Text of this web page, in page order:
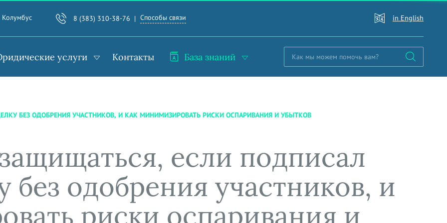
Колумбус 8 (383) 310-38-76 Способы связи in English
услуги Контакты База знаний
БЕЗ ОДОБРЕНИЯ УЧАСТНИКОВ, И КАК МИНИМИЗИРОВАТЬ РИСКИ ОСПАРИВАНИЯ И УБЫТКОВ
если подписал
без одобрения участников, и
риски оспаривания и